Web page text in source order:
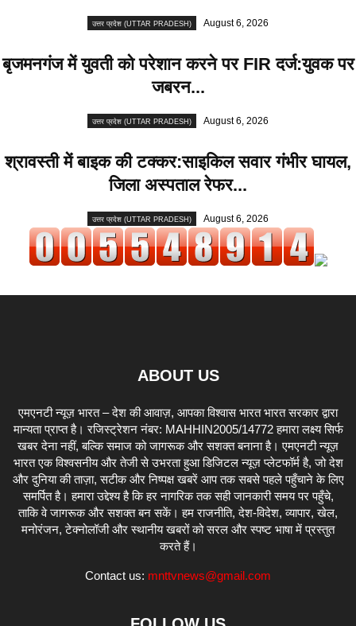
उत्तर प्रदेश (UTTAR PRADESH) August 6, 2026
बृजमनगंज में युवती को परेशान करने पर FIR दर्ज:युवक पर
जबरन...
उत्तर प्रदेश (UTTAR PRADESH) August 6, 2026
श्रावस्ती में बाइक की टक्कर:साइकिल सवार गंभीर घायल,
जिला अस्पताल रेफर...
उत्तर प्रदेश (UTTAR PRADESH) August 6, 2026
ABOUT US
एमएनटी न्यूज़ भारत – देश की आवाज़, आपका विश्वास भारत भारत सरकार द्वारा
मान्यता प्राप्त है। रजिस्ट्रेशन नंबर: MAHHIN2005/14772 हमारा लक्ष्य सिर्फ
खबर देना नहीं, बल्कि समाज को जागरूक और सशक्त बनाना है। एमएनटी न्यूज़
भारत एक विश्वसनीय और तेजी से उभरता हुआ डिजिटल न्यूज़ प्लेटफॉर्म है, जो देश
और दुनिया की ताज़ा, सटीक और निष्पक्ष खबरें आप तक सबसे पहले पहुँचाने के लिए
समर्पित है। हमारा उद्देश्य है कि हर नागरिक तक सही जानकारी समय पर पहुँचे,
ताकि वे जागरूक और सशक्त बन सकें। हम राजनीति, देश-विदेश, व्यापार, खेल,
मनोरंजन, टेक्नोलॉजी और स्थानीय खबरों को सरल और स्पष्ट भाषा में प्रस्तुत
करते हैं।
Contact us: mnttvnews@gmail.com